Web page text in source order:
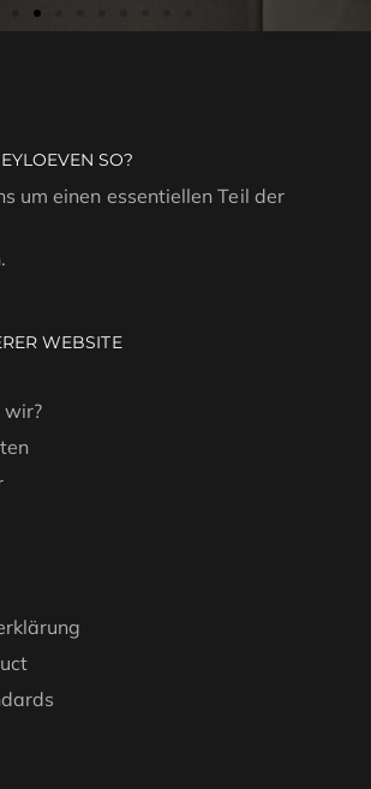
daran, dass sie
geklaut wird.
UHLENBRUCK
SO?
um einen essentiellen Teil der
WEBSITE
wir?